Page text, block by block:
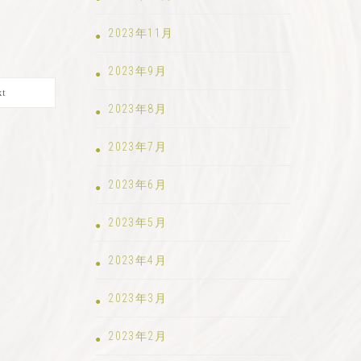
2023年11月
2023年9月
2023年8月
2023年7月
2023年6月
2023年5月
2023年4月
2023年3月
2023年2月